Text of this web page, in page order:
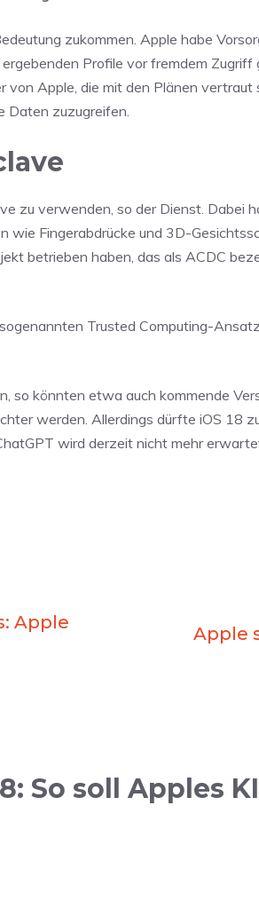
zukommen. Apple habe
Profile vor fremdem Zugriff
Apple, die mit den Plänen vertraut
Daten zuzugreifen.
zu verwenden, so der Dienst. Dabei
Fingerabdrücke und 3D-
betrieben haben, das als ACDC
Trusted Computing-
so könnten etwa auch kommende
werden. Allerdings dürfte iOS 18
wird derzeit nicht mehr
Apple
Apple
So soll Apples